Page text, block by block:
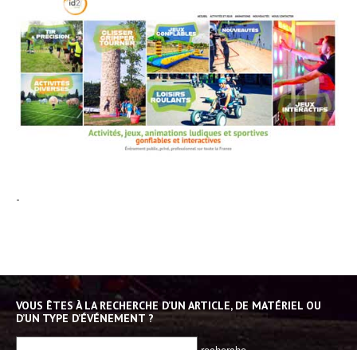
-
VOUS ÊTES À LA RECHERCHE D’UN ARTICLE, DE MATÉRIEL OU
D’UN TYPE D’ÉVÉNEMENT ?